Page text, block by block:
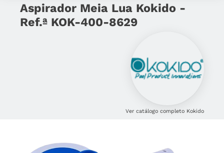
Aspirador Meia Lua Kokido -
Ref.ª KOK-400-8629
Ver catálogo completo Kokido